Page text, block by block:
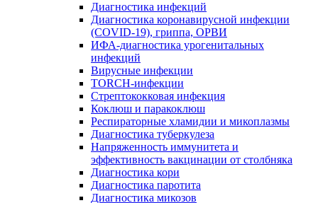
Диагностика инфекций
Диагностика коронавирусной инфекции
(COVID-19), гриппа, ОРВИ
ИФА-диагностика урогенитальных
инфекций
Вирусные инфекции
TORCH-инфекции
Стрептококковая инфекция
Коклюш и паракоклюш
Респираторные хламидии и микоплазмы
Диагностика туберкулеза
Напряженность иммунитета и
эффективность вакцинации от столбняка
Диагностика кори
Диагностика паротита
Диагностика микозов